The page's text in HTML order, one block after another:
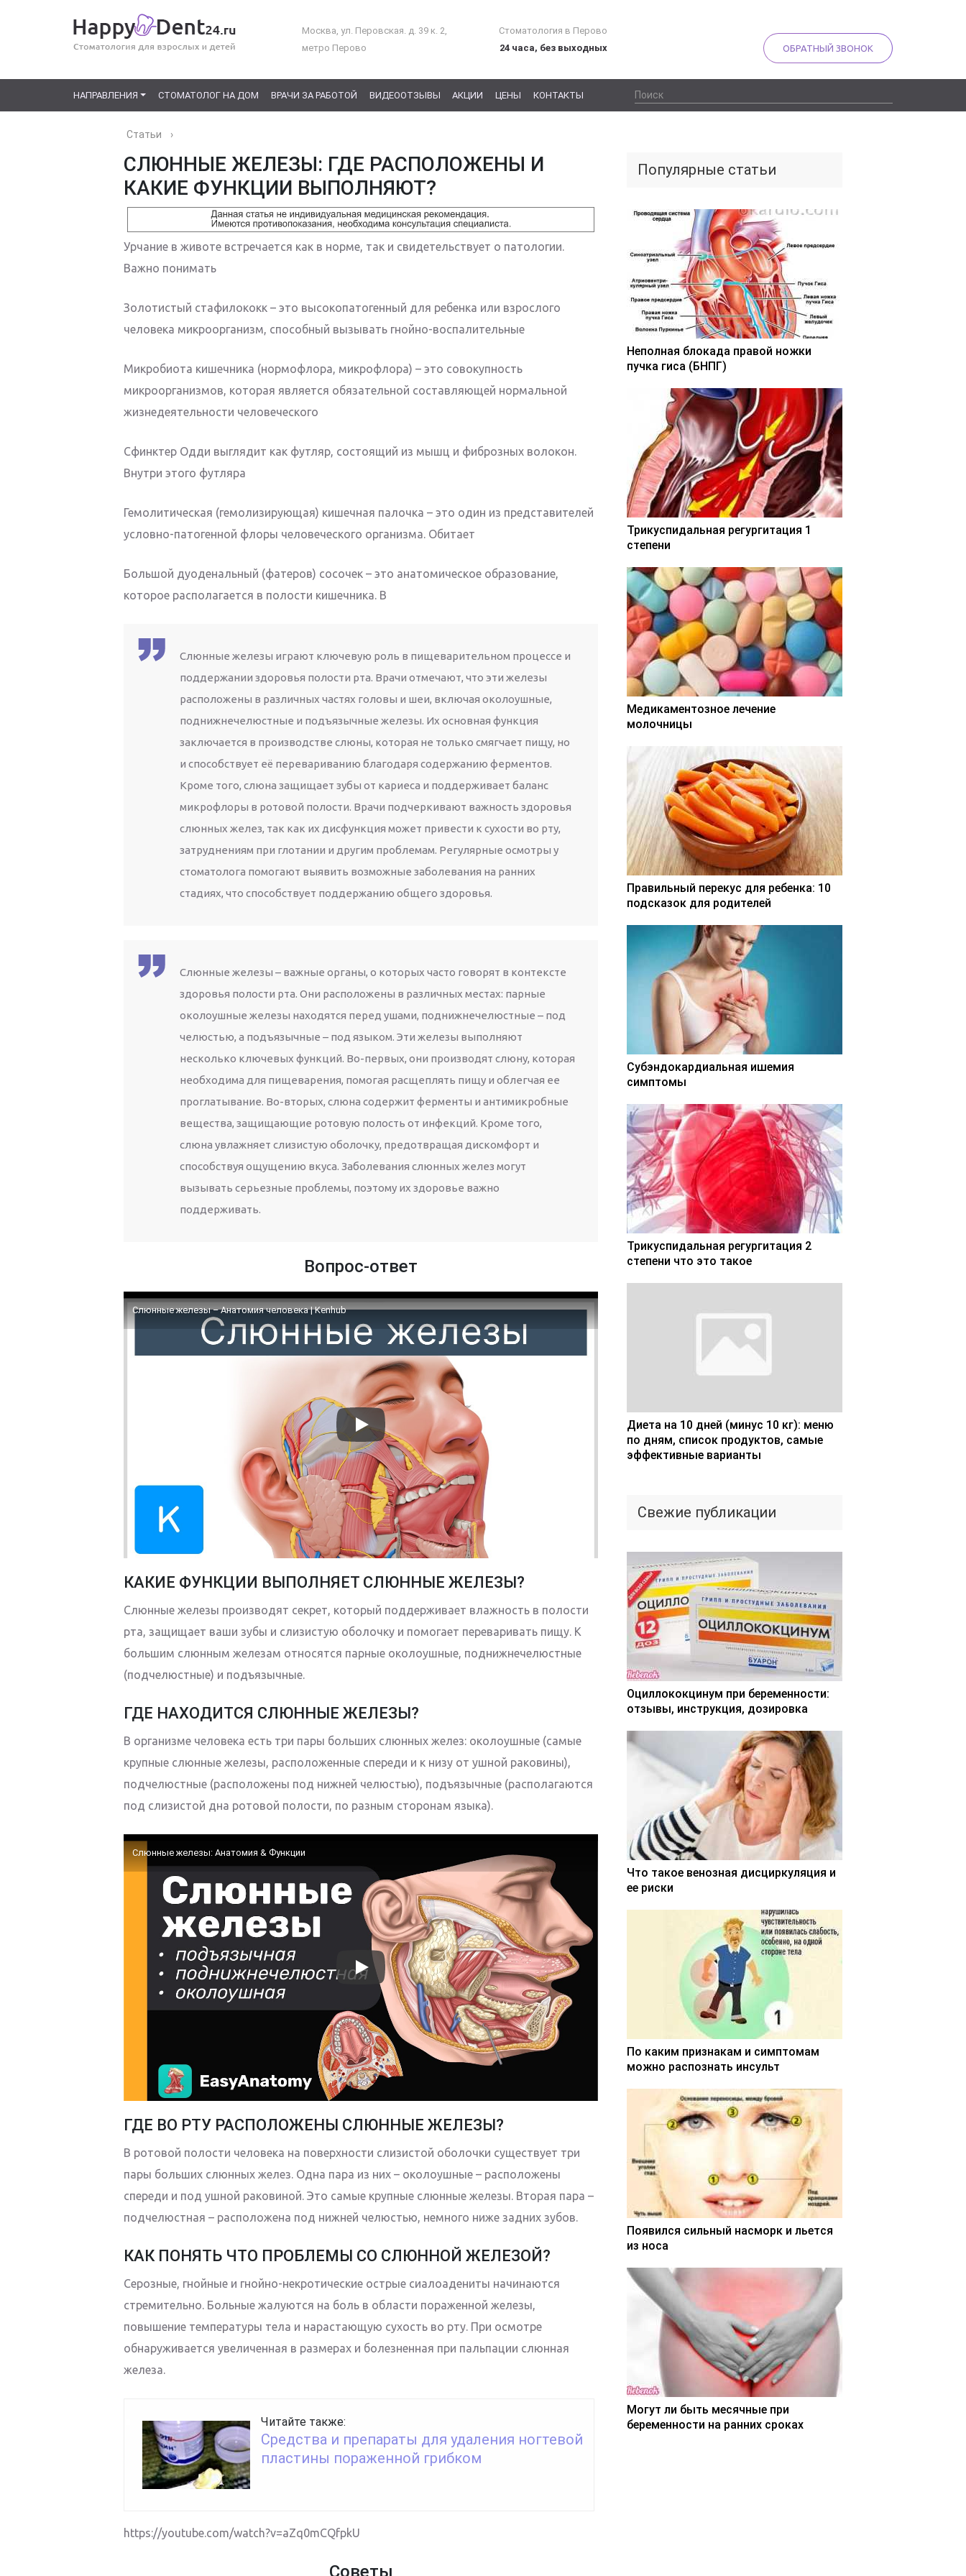
Москва, ул. Перовская. д. 39 к. 2,
метро Перово
Стоматология в Перово
24 часа, без выходных
ОБРАТНЫЙ ЗВОНОК
НАПРАВЛЕНИЯ СТОМАТОЛОГ НА ДОМ ВРАЧИ ЗА РАБОТОЙ ВИДЕООТЗЫВЫ АКЦИИ ЦЕНЫ КОНТАКТЫ
Статьи ›
СЛЮННЫЕ ЖЕЛЕЗЫ: ГДЕ РАСПОЛОЖЕНЫ И
КАКИЕ ФУНКЦИИ ВЫПОЛНЯЮТ?
Урчание в животе встречается как в норме, так и свидетельствует о патологии.
Важно понимать
Золотистый стафилококк – это высокопатогенный для ребенка или взрослого
человека микроорганизм, способный вызывать гнойно-воспалительные
Микробиота кишечника (нормофлора, микрофлора) – это совокупность
микроорганизмов, которая является обязательной составляющей нормальной
жизнедеятельности человеческого
Сфинктер Одди выглядит как футляр, состоящий из мышц и фиброзных волокон.
Внутри этого футляра
Гемолитическая (гемолизирующая) кишечная палочка – это один из представителей
условно-патогенной флоры человеческого организма. Обитает
Большой дуоденальный (фатеров) сосочек – это анатомическое образование,
которое располагается в полости кишечника. В
Слюнные железы играют ключевую роль в пищеварительном процессе и
поддержании здоровья полости рта. Врачи отмечают, что эти железы
расположены в различных частях головы и шеи, включая околоушные,
поднижнечелюстные и подъязычные железы. Их основная функция
заключается в производстве слюны, которая не только смягчает пищу, но
и способствует её перевариванию благодаря содержанию ферментов.
Кроме того, слюна защищает зубы от кариеса и поддерживает баланс
микрофлоры в ротовой полости. Врачи подчеркивают важность здоровья
слюнных желез, так как их дисфункция может привести к сухости во рту,
затруднениям при глотании и другим проблемам. Регулярные осмотры у
стоматолога помогают выявить возможные заболевания на ранних
стадиях, что способствует поддержанию общего здоровья.
Слюнные железы – важные органы, о которых часто говорят в контексте
здоровья полости рта. Они расположены в различных местах: парные
околоушные железы находятся перед ушами, поднижнечелюстные – под
челюстью, а подъязычные – под языком. Эти железы выполняют
несколько ключевых функций. Во-первых, они производят слюну, которая
необходима для пищеварения, помогая расщеплять пищу и облегчая ее
проглатывание. Во-вторых, слюна содержит ферменты и антимикробные
вещества, защищающие ротовую полость от инфекций. Кроме того,
слюна увлажняет слизистую оболочку, предотвращая дискомфорт и
способствуя ощущению вкуса. Заболевания слюнных желез могут
вызывать серьезные проблемы, поэтому их здоровье важно
поддерживать.
Вопрос-ответ
Слюнные железы – Анатомия человека | Kenhub
КАКИЕ ФУНКЦИИ ВЫПОЛНЯЕТ СЛЮННЫЕ ЖЕЛЕЗЫ?
Слюнные железы производят секрет, который поддерживает влажность в полости
рта, защищает ваши зубы и слизистую оболочку и помогает переваривать пищу. К
большим слюнным железам относятся парные околоушные, поднижнечелюстные
(подчелюстные) и подъязычные.
ГДЕ НАХОДИТСЯ СЛЮННЫЕ ЖЕЛЕЗЫ?
В организме человека есть три пары больших слюнных желез: околоушные (самые
крупные слюнные железы, расположенные спереди и к низу от ушной раковины),
подчелюстные (расположены под нижней челюстью), подъязычные (располагаются
под слизистой дна ротовой полости, по разным сторонам языка).
Слюнные железы: Анатомия & Функции
ГДЕ ВО РТУ РАСПОЛОЖЕНЫ СЛЮННЫЕ ЖЕЛЕЗЫ?
В ротовой полости человека на поверхности слизистой оболочки существует три
пары больших слюнных желез. Одна пара из них – околоушные – расположены
спереди и под ушной раковиной. Это самые крупные слюнные железы. Вторая пара –
подчелюстная – расположена под нижней челюстью, немного ниже задних зубов.
КАК ПОНЯТЬ ЧТО ПРОБЛЕМЫ СО СЛЮННОЙ ЖЕЛЕЗОЙ?
Серозные, гнойные и гнойно-некротические острые сиалоадениты начинаются
стремительно. Больные жалуются на боль в области пораженной железы,
повышение температуры тела и нарастающую сухость во рту. При осмотре
обнаруживается увеличенная в размерах и болезненная при пальпации слюнная
железа.
Читайте также:
Средства и препараты для удаления ногтевой
пластины пораженной грибком
https://youtube.com/watch?v=aZq0mCQfpkU
Советы
Популярные статьи
Неполная блокада правой ножки
пучка гиса (БНПГ)
Трикуспидальная регургитация 1
степени
Медикаментозное лечение
молочницы
Правильный перекус для ребенка: 10
подсказок для родителей
Субэндокардиальная ишемия
симптомы
Трикуспидальная регургитация 2
степени что это такое
Диета на 10 дней (минус 10 кг): меню
по дням, список продуктов, самые
эффективные варианты
Свежие публикации
Оциллококцинум при беременности:
отзывы, инструкция, дозировка
Что такое венозная дисциркуляция и
ее риски
По каким признакам и симптомам
можно распознать инсульт
Появился сильный насморк и льется
из носа
Могут ли быть месячные при
беременности на ранних сроках